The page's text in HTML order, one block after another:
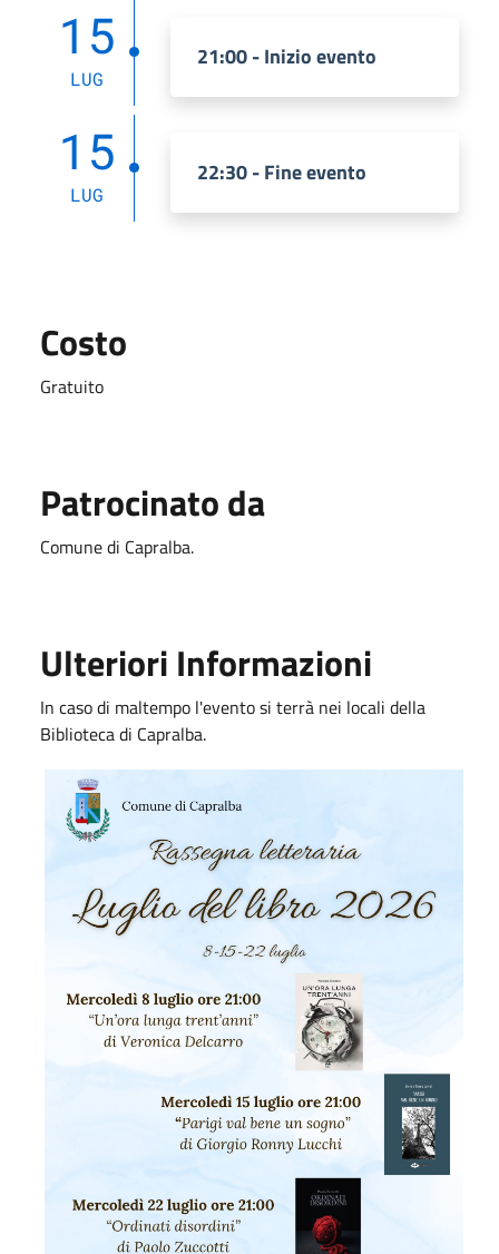
15
LUG
21:00 - Inizio evento
15
LUG
22:30 - Fine evento
Costo
Gratuito
Patrocinato da
Comune di Capralba.
Ulteriori Informazioni
In caso di maltempo l'evento si terrà nei locali della
Biblioteca di Capralba.